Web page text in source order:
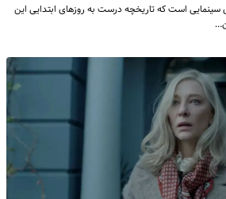
سینمایی است که تاریخچه درست به روزهای ابتدایی این